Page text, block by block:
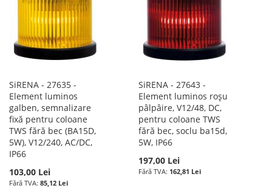
SiRENA - 27635 -
Element luminos
galben, semnalizare
fixă pentru coloane
TWS fără bec (BA15D,
5W), V12/240, AC/DC,
IP66
103,00 Lei
85,12 Lei
SiRENA - 27643 -
Element luminos roșu
pâlpâire, V12/48, DC,
pentru coloane TWS
fără bec, soclu ba15d,
5W, IP66
197,00 Lei
162,81 Lei